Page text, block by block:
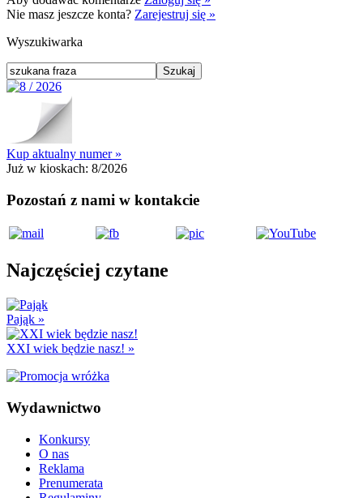
Nie masz jeszcze konta? Zarejestruj się »
Wyszukiwarka
Kup aktualny numer »
Już w kioskach: 8/2026
Pozostań z nami w kontakcie
Najczęściej czytane
Pająk »
XXI wiek będzie nasz! »
Wydawnictwo
Konkursy
O nas
Reklama
Prenumerata